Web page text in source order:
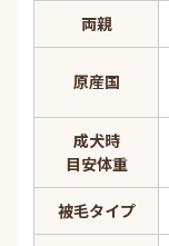
両親
原産国
成犬時
目安体重
被毛タイプ